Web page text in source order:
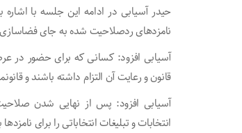
حیدر آسیابی در ادامه این جلسه با
نامزد‌های ردصلاحیت شده به جای
آسیابی افزود: کسانی که برای حضور در
قانون و رعایت آن التزام داشته باشند و
آسیابی افزود: پس از نهایی شدن
انتخابات و تبلیغات انتخاباتی را برای